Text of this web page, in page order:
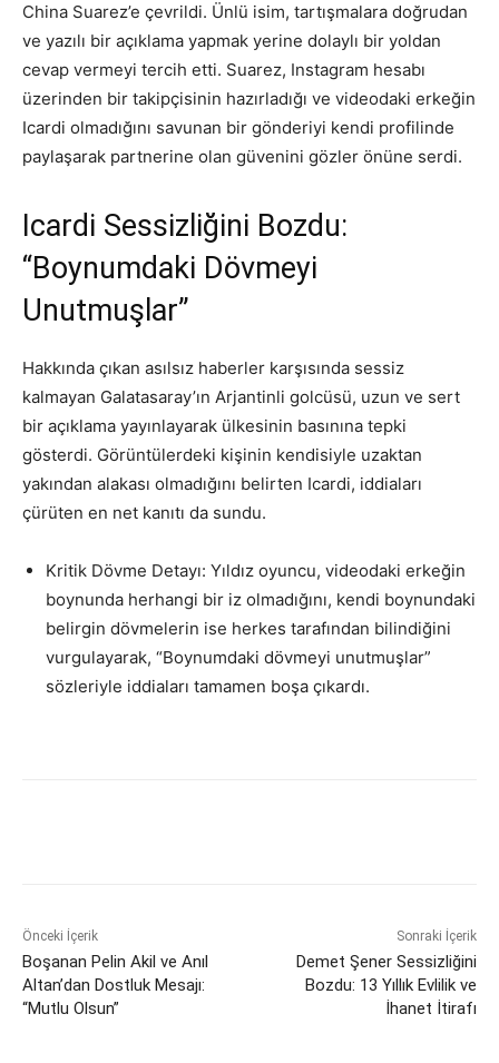
China Suarez’e çevrildi. Ünlü isim, tartışmalara doğrudan
ve yazılı bir açıklama yapmak yerine dolaylı bir yoldan
cevap vermeyi tercih etti. Suarez, Instagram hesabı
üzerinden bir takipçisinin hazırladığı ve videodaki erkeğin
Icardi olmadığını savunan bir gönderiyi kendi profilinde
paylaşarak partnerine olan güvenini gözler önüne serdi.
Icardi Sessizliğini Bozdu:
“Boynumdaki Dövmeyi
Unutmuşlar”
Hakkında çıkan asılsız haberler karşısında sessiz
kalmayan Galatasaray’ın Arjantinli golcüsü, uzun ve sert
bir açıklama yayınlayarak ülkesinin basınına tepki
gösterdi. Görüntülerdeki kişinin kendisiyle uzaktan
yakından alakası olmadığını belirten Icardi, iddiaları
çürüten en net kanıtı da sundu.
Kritik Dövme Detayı: Yıldız oyuncu, videodaki erkeğin
boynunda herhangi bir iz olmadığını, kendi boynundaki
belirgin dövmelerin ise herkes tarafından bilindiğini
vurgulayarak, “Boynumdaki dövmeyi unutmuşlar”
sözleriyle iddiaları tamamen boşa çıkardı.
Önceki İçerik
Boşanan Pelin Akil ve Anıl
Altan’dan Dostluk Mesajı:
“Mutlu Olsun”
Sonraki İçerik
Demet Şener Sessizliğini
Bozdu: 13 Yıllık Evlilik ve
İhanet İtirafı